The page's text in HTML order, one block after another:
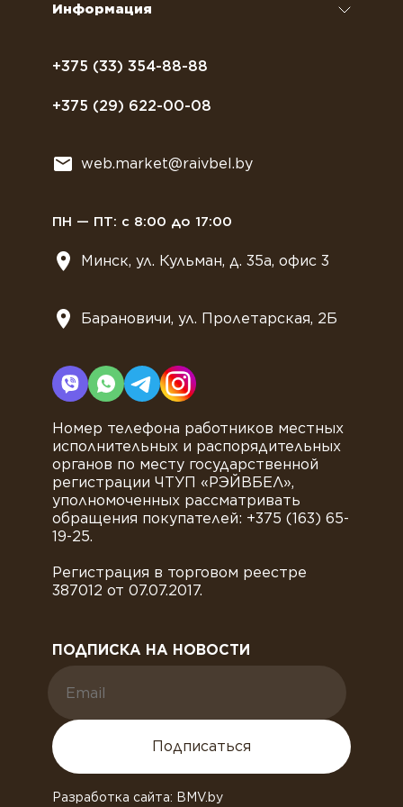
+375 (33) 354-88-88
+375 (29) 622-00-08
web.market@raivbel.by
ПН — ПТ: с 8:00 до 17:00
Минск, ул. Кульман, д. 35а, офис 3
Барановичи, ул. Пролетарская, 2Б
Номер телефона работников местных
исполнительных и распорядительных
органов по месту государственной
регистрации ЧТУП «РЭЙВБЕЛ»,
уполномоченных рассматривать
обращения покупателей: +375 (163) 65-
19-25.
Регистрация в торговом реестре
387012 от 07.07.2017.
ПОДПИСКА НА НОВОСТИ
Подписаться
Информация
Договор оферты
Разработка сайта: BMV.by